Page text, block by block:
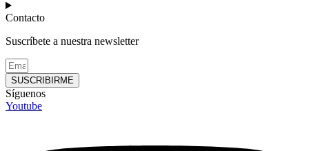
Contacto
Suscríbete a nuestra newsletter
SUSCRIBIRME
Síguenos
Youtube